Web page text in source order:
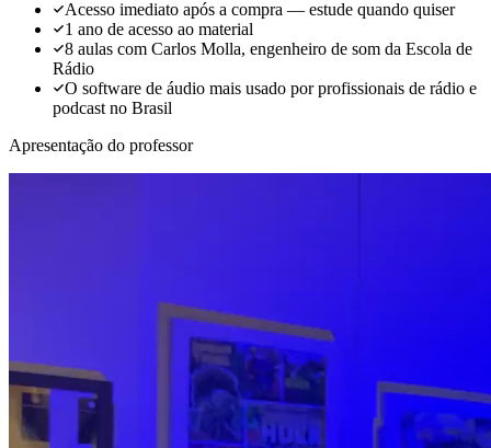
Acesso imediato após a compra — estude quando quiser
1 ano de acesso ao material
8 aulas com Carlos Molla, engenheiro de som da Escola de
Rádio
O software de áudio mais usado por profissionais de rádio e
podcast no Brasil
Apresentação do professor